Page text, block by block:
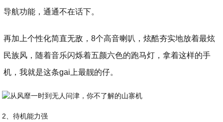
导航功能，通通不在话下。
再加上个性化简直无敌，8个高音喇叭，炫酷夯实地放着最炫
民族风，随着音乐闪烁着五颜六色的跑马灯，拿着这样的手
机，我就是这条gai上最靓的仔。
2、待机能力强